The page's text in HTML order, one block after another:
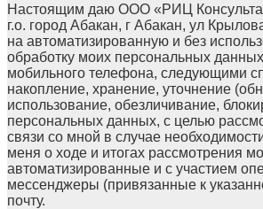
Настоящим даю ООО «РИЦ
г.о. город Абакан, г Абакан, ул
на автоматизированную и без
обработку моих персональных
мобильного телефона, следующими
накопление, хранение, уточнение
использование, обезличивание,
персональных данных, с целью
связи со мной в случае
меня о ходе и итогах рассмотрения
автоматизированные и с участием
мессенджеры (привязанные к
почту.